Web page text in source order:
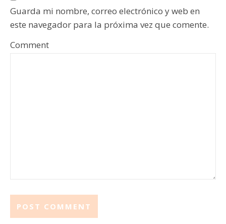
Guarda mi nombre, correo electrónico y web en
este navegador para la próxima vez que comente.
Comment